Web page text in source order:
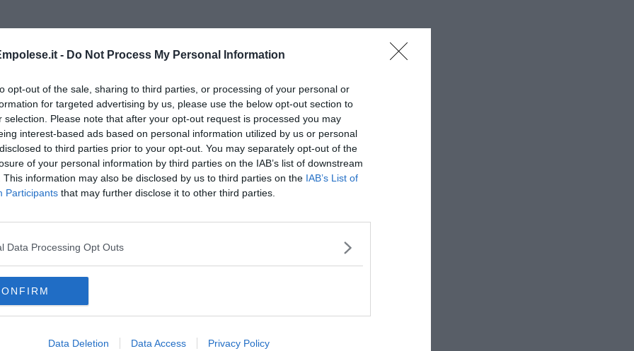
- Do Not Process My Personal Information
opt-out of the sale, sharing to third parties, or processing of your personal or
for targeted advertising by us, please use the below opt-out section to
selection. Please note that after your opt-out request is processed you may
interest-based ads based on personal information utilized by us or personal
to third parties prior to your opt-out. You may separately opt-out of the
of your personal information by third parties on the IAB’s list of downstream
This information may also be disclosed by us to third parties on the IAB’s List of
Participants that may further disclose it to other third parties.
Data Processing Opt Outs
Data Deletion Data Access Privacy Policy
Solidarietà” di Don Andrea Pio Cristiani
dell'odio